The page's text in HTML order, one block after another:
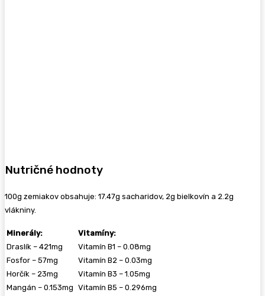
Nutričné hodnoty
100g zemiakov obsahuje: 17.47g sacharidov, 2g bielkovín a 2.2g
vlákniny.
Minerály:
Draslík – 421mg
Fosfor – 57mg
Horčík – 23mg
Mangán – 0.153mg
Vitamíny:
Vitamín B1 – 0.08mg
Vitamín B2 – 0.03mg
Vitamín B3 – 1.05mg
Vitamín B5 – 0.296mg